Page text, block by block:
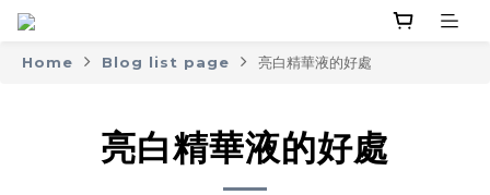
Home Blog list page 亮白精華液的好處
亮白精華液的好處